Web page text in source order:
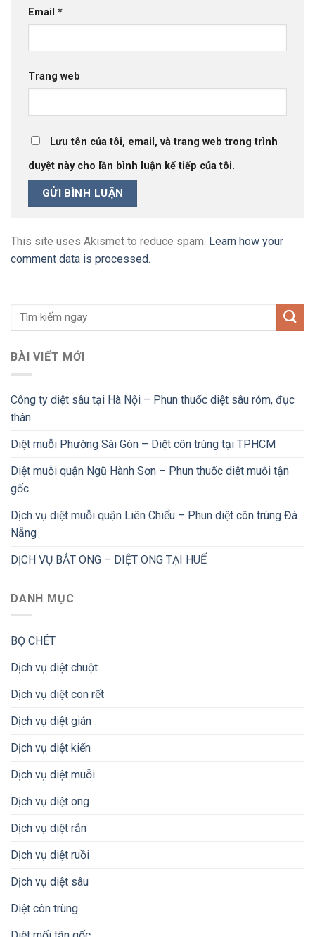
Email *
Trang web
Lưu tên của tôi, email, và trang web trong trình
duyệt này cho lần bình luận kế tiếp của tôi.
This site uses Akismet to reduce spam. Learn how your
comment data is processed.
BÀI VIẾT MỚI
Công ty diệt sâu tại Hà Nội – Phun thuốc diệt sâu róm, đục
thân
Diệt muỗi Phường Sài Gòn – Diệt côn trùng tại TPHCM
Diệt muỗi quận Ngũ Hành Sơn – Phun thuốc diệt muỗi tận
gốc
Dịch vụ diệt muỗi quận Liên Chiểu – Phun diệt côn trùng Đà
Nẵng
DỊCH VỤ BẮT ONG – DIỆT ONG TẠI HUẾ
DANH MỤC
BỌ CHÉT
Dịch vụ diệt chuột
Dịch vụ diệt con rết
Dịch vụ diệt gián
Dịch vụ diệt kiến
Dịch vụ diệt muỗi
Dịch vụ diệt ong
Dịch vụ diệt rắn
Dịch vụ diệt ruồi
Dịch vụ diệt sâu
Diệt côn trùng